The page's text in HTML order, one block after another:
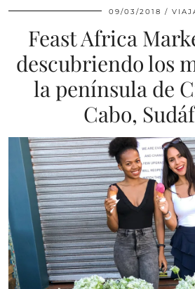
09/03/2018
Feast Africa
descubriendo los
la península de
Cabo,